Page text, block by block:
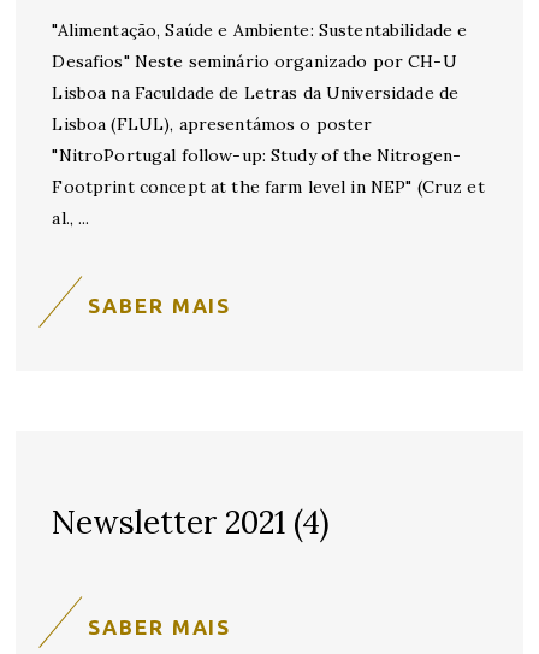
"Alimentação, Saúde e Ambiente: Sustentabilidade e
Desafios" Neste seminário organizado por CH-U
Lisboa na Faculdade de Letras da Universidade de
Lisboa (FLUL), apresentámos o poster
"NitroPortugal follow-up: Study of the Nitrogen-
Footprint concept at the farm level in NEP" (Cruz et
al.,
SABER MAIS
Newsletter 2021 (4)
SABER MAIS